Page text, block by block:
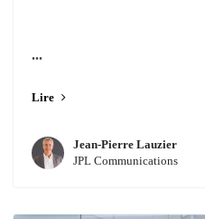
...
Lire
Jean-Pierre Lauzier
JPL Communications